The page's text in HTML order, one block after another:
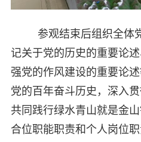
参观结束后组织全体党
记关于党的历史的重要论
强党的作风建设的重要论
党的百年奋斗历史，深入
共同践行绿水青山就是金
合位职能职责和个人岗位